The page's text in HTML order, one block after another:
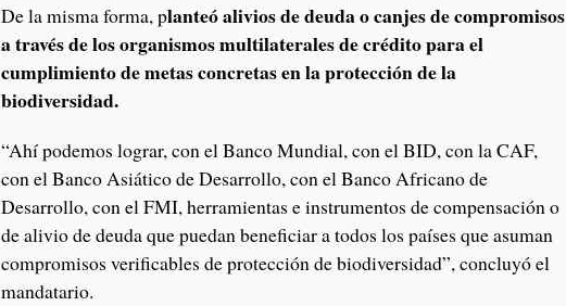
De la misma forma, planteó alivios de deuda o canjes de compromisos
a través de los organismos multilaterales de crédito para el
cumplimiento de metas concretas en la protección de la
biodiversidad.
“Ahí podemos lograr, con el Banco Mundial, con el BID, con la CAF,
con el Banco Asiático de Desarrollo, con el Banco Africano de
Desarrollo, con el FMI, herramientas e instrumentos de compensación o
de alivio de deuda que puedan beneficiar a todos los países que asuman
compromisos verificables de protección de biodiversidad”, concluyó el
mandatario.